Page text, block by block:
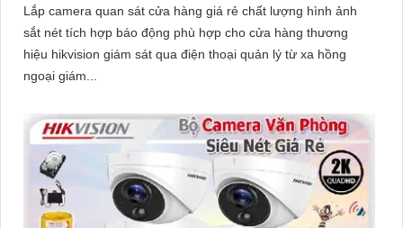
Lắp camera quan sát cửa hàng giá rẻ chất lượng hình ảnh
sắt nét tích hợp báo động phù hợp cho cửa hàng thương
hiệu hikvision giám sát qua điện thoại quản lý từ xa hồng
ngoại giám...